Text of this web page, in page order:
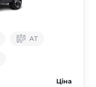
АТ
Ціна